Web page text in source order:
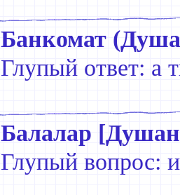
Банкомат
Глупый ответ: а
Балалар
Глупый вопрос: